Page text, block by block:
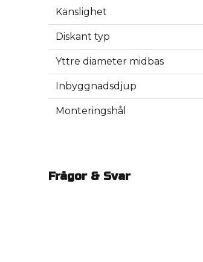
Känslighet
Diskant typ
Yttre diameter midbas
Inbyggnadsdjup
Monteringshål
Frågor & Svar